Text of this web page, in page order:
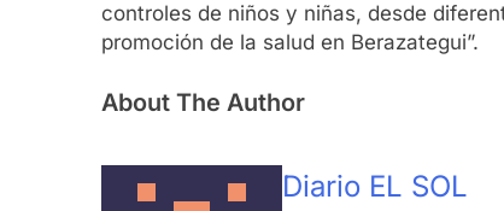
controles de niños y niñas, desde
promoción de la salud en Berazategui”.
About The Author
Diario EL SOL